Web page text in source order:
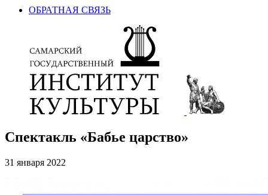
ОБРАТНАЯ СВЯЗЬ
Спектакль «Бабье царство»
31 января 2022